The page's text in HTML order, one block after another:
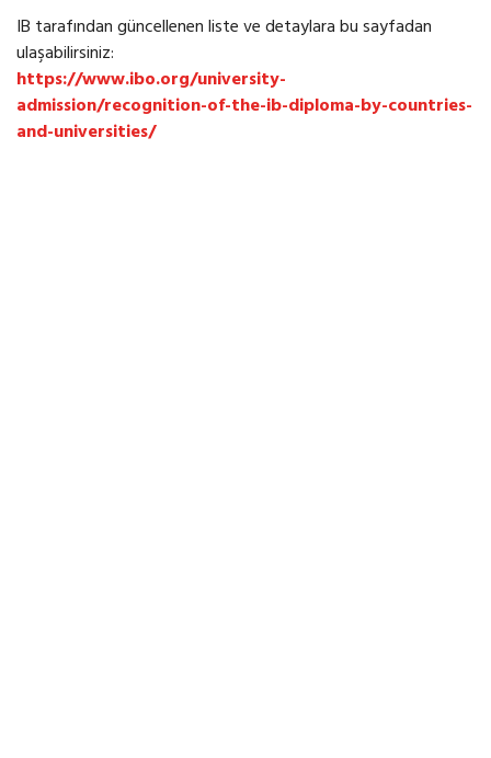
IB tarafından güncellenen liste ve detaylara bu sayfadan
ulaşabilirsiniz:
https://www.ibo.org/university-
admission/recognition-of-the-ib-diploma-by-countries-
and-universities/